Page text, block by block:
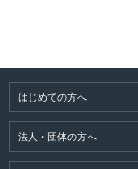
はじめての方へ
法人・団体の方へ